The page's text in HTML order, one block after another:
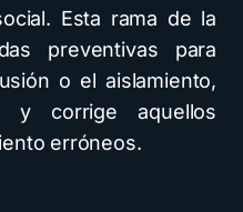
Esta rama de la
preventivas para
o el aislamiento,
y corrige aquellos
erróneos.